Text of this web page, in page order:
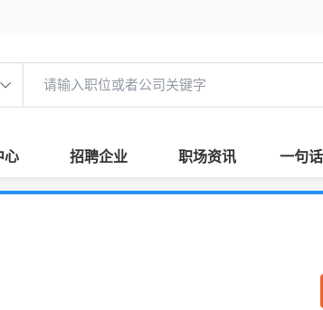
心 招聘企业 职场资讯 一句